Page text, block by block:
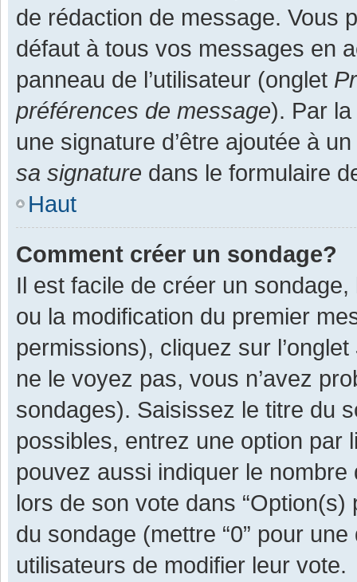
de rédaction de message. Vous
défaut à tous vos messages en
panneau de l’utilisateur (onglet
préférences de message). Par
une signature d’être ajoutée à
sa signature dans le formulaire
Haut
Comment créer un sondage?
Il est facile de créer un
ou la modification du premier
permissions), cliquez sur l’onglet
ne le voyez pas, vous n’avez
sondages). Saisissez le titre du
possibles, entrez une option par
pouvez aussi indiquer le
lors de son vote dans “Option(s)
du sondage (mettre “0” pour
utilisateurs de modifier leur vote.